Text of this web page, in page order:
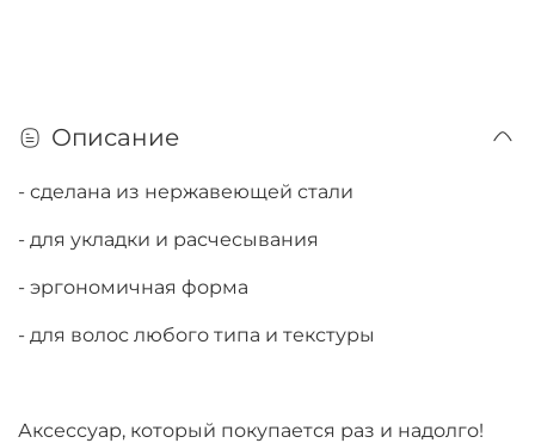
Описание
- сделана из нержавеющей стали
- для укладки и расчесывания
- эргономичная форма
- для волос любого типа и текстуры
Аксессуар, который покупается раз и надолго!